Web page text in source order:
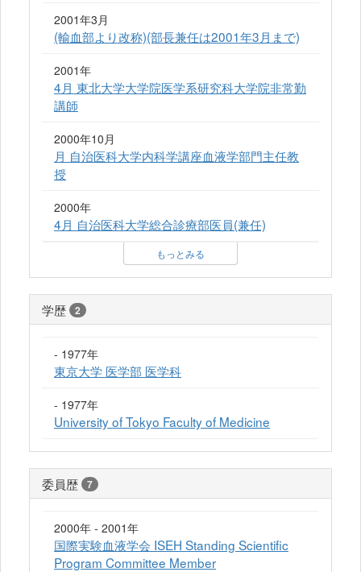
2001年3月
(輸血部より改称)(部長兼任は2001年3月まで)
2001年
4月 東北大学大学院医学系研究科大学院非常勤
講師
2000年10月
月 自治医科大学内科学講座血液学部門主任教
授
2000年
4月 自治医科大学総合診療部医員(兼任)
もっとみる
学歴 2
- 1977年
東京大学 医学部 医学科
- 1977年
University of Tokyo Faculty of Medicine
委員歴 7
2000年 - 2001年
国際実験血液学会 ISEH Standing Scientific
Program Committee Member